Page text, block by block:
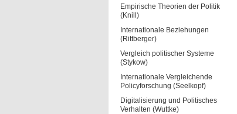
Empirische Theorien der Politik
(Knill)
Internationale Beziehungen
(Rittberger)
Vergleich politischer Systeme
(Stykow)
Internationale Vergleichende
Policyforschung (Seelkopf)
Digitalisierung und Politisches
Verhalten (Wuttke)